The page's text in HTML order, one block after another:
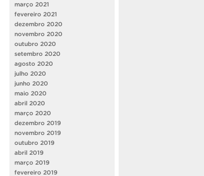
março 2021
fevereiro 2021
dezembro 2020
novembro 2020
outubro 2020
setembro 2020
agosto 2020
julho 2020
junho 2020
maio 2020
abril 2020
março 2020
dezembro 2019
novembro 2019
outubro 2019
abril 2019
março 2019
fevereiro 2019